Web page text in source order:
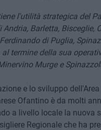
l'utilità strategica del
Barletta, Bisceglie,
di Puglia,
termine della sua
Murge e
e lo sviluppo
Ofantino è da molti
a livello locale la
Regionale che ha